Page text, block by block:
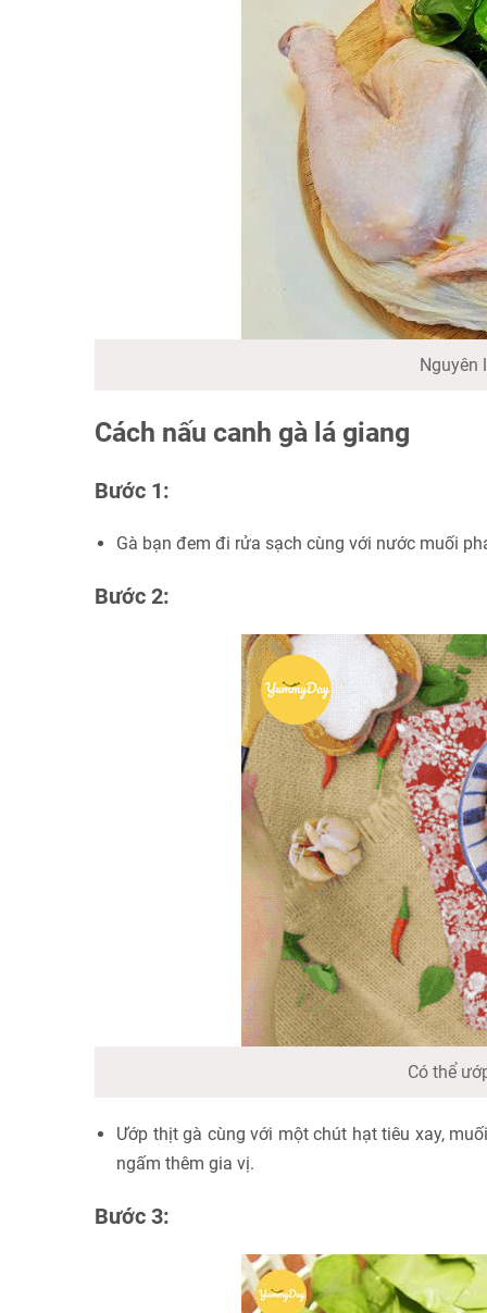
Nguyên
Cách nấu canh gà lá giang
Bước 1:
Gà bạn đem đi rửa sạch cùng với nước muối
Bước 2:
Có thể
Ướp thịt gà cùng với một chút hạt tiêu xay,
ngấm thêm gia vị.
Bước 3: